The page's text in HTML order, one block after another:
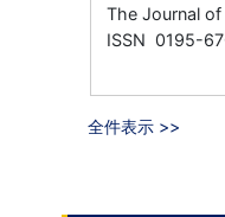
The Journal
ISSN 0195-
全件表示 >>